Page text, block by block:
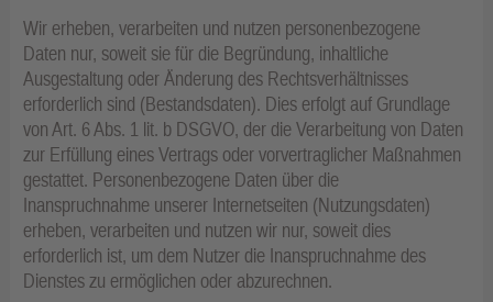
Wir erheben, verarbeiten und nutzen personenbezogene
Daten nur, soweit sie für die Begründung, inhaltliche
Ausgestaltung oder Änderung des Rechtsverhältnisses
erforderlich sind (Bestandsdaten). Dies erfolgt auf Grundlage
von Art. 6 Abs. 1 lit. b DSGVO, der die Verarbeitung von Daten
zur Erfüllung eines Vertrags oder vorvertraglicher Maßnahmen
gestattet. Personenbezogene Daten über die
Inanspruchnahme unserer Internetseiten (Nutzungsdaten)
erheben, verarbeiten und nutzen wir nur, soweit dies
erforderlich ist, um dem Nutzer die Inanspruchnahme des
Dienstes zu ermöglichen oder abzurechnen.